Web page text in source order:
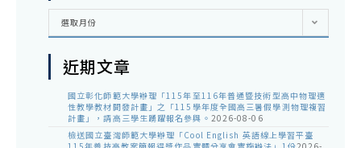
彙
選取月份
近期文章
國立彰化師範大學辦理「115年至116年普通暨技術型高中物理適
性教學教材開發計畫」之「115學年度全國高三暑假學測物理複習
計畫」，請高三學生踴躍報名參與。 2026-08-06
檢送國立臺灣師範大學辦理「Cool English 英語線上學習平臺